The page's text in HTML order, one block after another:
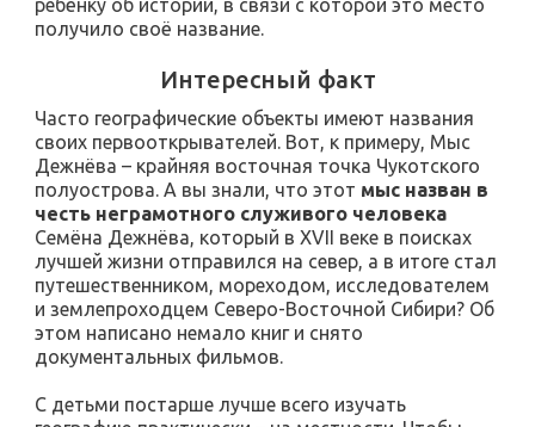
получило своё название.
Интересный факт
Часто географические объекты имеют названия
своих первооткрывателей. Вот, к примеру, Мыс
Дежнёва – крайняя восточная точка Чукотского
полуострова. А вы знали, что этот мыс назван в
честь неграмотного служивого человека
Семёна Дежнёва, который в XVII веке в поисках
лучшей жизни отправился на север, а в итоге стал
путешественником, мореходом, исследователем
и землепроходцем Северо-Восточной Сибири? Об
этом написано немало книг и снято
документальных фильмов.
С детьми постарше лучше всего изучать